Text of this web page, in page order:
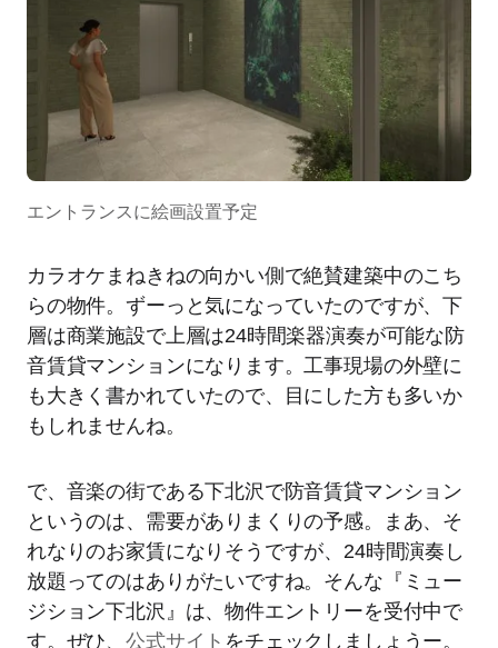
エントランスに絵画設置予定
カラオケまねきねの向かい側で絶賛建築中のこち
らの物件。ずーっと気になっていたのですが、下
層は商業施設で上層は24時間楽器演奏が可能な防
音賃貸マンションになります。工事現場の外壁に
も大きく書かれていたので、目にした方も多いか
もしれませんね。
で、音楽の街である下北沢で防音賃貸マンション
というのは、需要がありまくりの予感。まあ、そ
れなりのお家賃になりそうですが、24時間演奏し
放題ってのはありがたいですね。そんな『ミュー
ジション下北沢』は、物件エントリーを受付中で
す。ぜひ、公式サイト をチェックしましょうー。